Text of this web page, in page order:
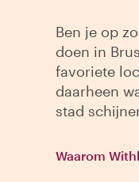
Ben je op
doen in
favoriete
daarheen
stad
Waarom